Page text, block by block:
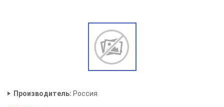
Производитель: Россия